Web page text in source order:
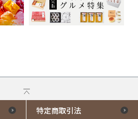
特定商取引法